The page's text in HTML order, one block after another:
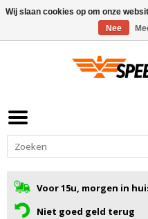
Voor 15u, morgen in
Niet goed geld terug
Wij slaan cookies op om onze
Nee